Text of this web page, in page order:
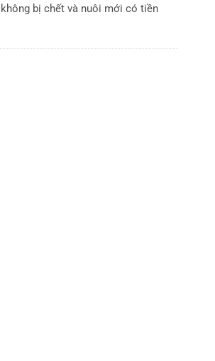
bị chết và nuôi mới có tiền